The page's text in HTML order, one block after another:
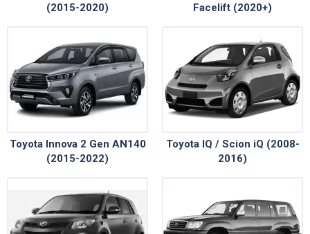
(2015-2020)
Facelift (2020+)
Toyota Innova 2 Gen AN140
(2015-2022)
Toyota IQ / Scion iQ (2008-
2016)